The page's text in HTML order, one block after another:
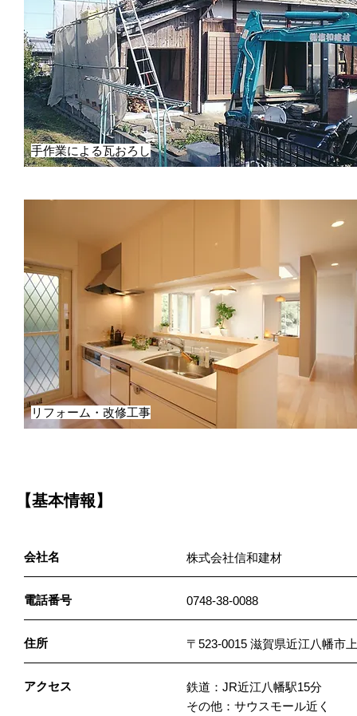
手作業による瓦おろし
リフォーム・改修工事
【基本情報】
会社名 株式会社信和建材
電話番号 0748-38-0088
住所 〒523-0015 滋賀県近江八幡市
アクセス
鉄道：JR近江八幡駅15分
その他：サウスモール近く